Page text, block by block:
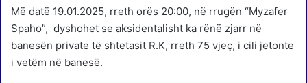
Më datë 19.01.2025, rreth orës 20:00, në rrugën “Myzafer
Spaho”, dyshohet se aksidentalisht ka rënë zjarr në
banesën private të shtetasit R.K, rreth 75 vjeç, i cili jetonte
i vetëm në banesë.